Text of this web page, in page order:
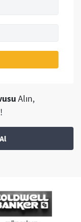
Alın,